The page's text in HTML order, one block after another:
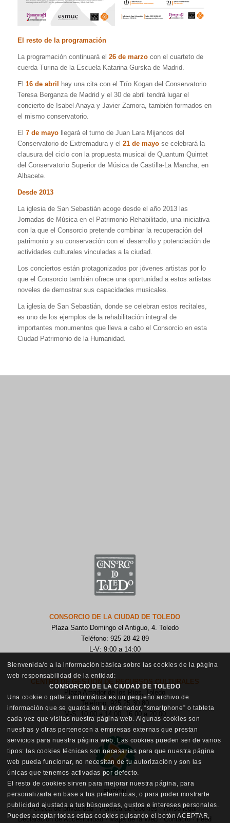
El resto de la programación
La programación continuará el 26 de marzocon el cuarteto de
cuerda Turina de la Escuela Katarina Gurska de Madrid.
El 16 de abril
hay una cita con el Trío Kogan del Conservatorio
Teresa Berganza de Madrid y el 30 de abril tendrá lugar el
concierto de Isabel Anaya y Javier Zamora, también formados en
el mismo conservatorio.
El 7 de mayollegará el turno de Juan Lara Mijancos del
Conservatorio de Extremadura y el 21 de mayose celebrará la
clausura del ciclo con la propuesta musical de Quantum Quintet
del Conservatorio Superior de Música de Castilla-La Mancha, en
Albacete.
Desde 2013
La iglesia de San Sebastián acoge desde el año 2013 las
Jornadas de Música en el Patrimonio Rehabilitado, una iniciativa
con la que el Consorcio pretende combinar la recuperación del
patrimonio y su conservación con el desarrollo y potenciación de
actividades culturales vinculadas a la ciudad.
Los conciertos están protagonizados por jóvenes artistas por lo
que el Consorcio también ofrece una oportunidad a estos artistas
noveles de demostrar sus capacidades musicales.
La iglesia de San Sebastián, donde se celebran estos recitales,
es uno de los ejemplos de la rehabilitación integral de
importantes monumentos que lleva a cabo el Consorcio en esta
Ciudad Patrimonio de la Humanidad.
CONSORCIO DE LA CIUDAD DE TOLEDO
Plaza Santo Domingo el Antiguo, 4. Toledo
Teléfono: 925 28 42 89
L-V: 9:00 a 14:00
CENTRO DE GESTIÓN DE RECURSOS CULTURALES
Plaza Amador de los Ríos, Toledo
Teléfono: 925 25 30 80
M-S: 10:00 a 14:00, 16:00 a 20:00
BUZÓN
Política de privacidad·Política de Cookies ·Aviso legal·
Declaración de Accesibilidad·Mapa de la Web·Contacto·Feed
Bienvenida/o a la información básica sobre las cookies de la página
web responsabilidad de la entidad:
CONSORCIO DE LA CIUDAD DE TOLEDO
Una cookie o galleta informática es un pequeño archivo de
información que se guarda en tu ordenador, “smartphone” o tableta
cada vez que visitas nuestra página web. Algunas cookies son
nuestras y otras pertenecen a empresas externas que prestan
servicios para nuestra página web. Las cookies pueden ser de varios
tipos: las cookies técnicas son necesarias para que nuestra página
web pueda funcionar, no necesitan de tu autorización y son las
únicas que tenemos activadas por defecto.
El resto de cookies sirven para mejorar nuestra página, para
personalizarla en base a tus preferencias, o para poder mostrarte
publicidad ajustada a tus búsquedas, gustos e intereses personales.
Puedes aceptar todas estas cookies pulsando el botón ACEPTAR,